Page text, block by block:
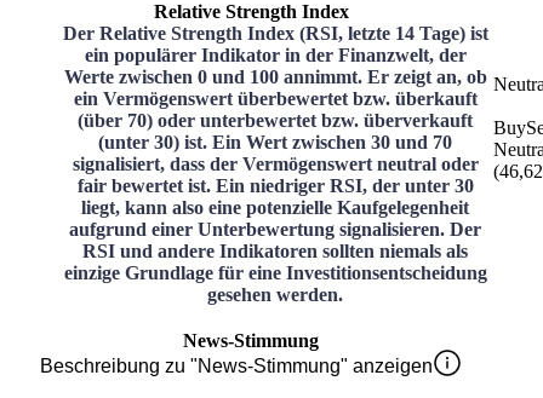
Relative Strength Index
Der Relative Strength Index (RSI, letzte 14 Tage) ist
ein populärer Indikator in der Finanzwelt, der
Werte zwischen 0 und 100 annimmt. Er zeigt an, ob
ein Vermögenswert überbewertet bzw. überkauft
(über 70) oder unterbewertet bzw. überverkauft
(unter 30) ist. Ein Wert zwischen 30 und 70
signalisiert, dass der Vermögenswert neutral oder
fair bewertet ist. Ein niedriger RSI, der unter 30
liegt, kann also eine potenzielle Kaufgelegenheit
aufgrund einer Unterbewertung signalisieren. Der
RSI und andere Indikatoren sollten niemals als
einzige Grundlage für eine Investitionsentscheidung
gesehen werden.
Buy
(46,62
News-Stimmung
Beschreibung zu "News-Stimmung" anzeigen